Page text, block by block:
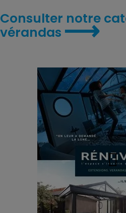
Consulter notre
vérandas ⟶